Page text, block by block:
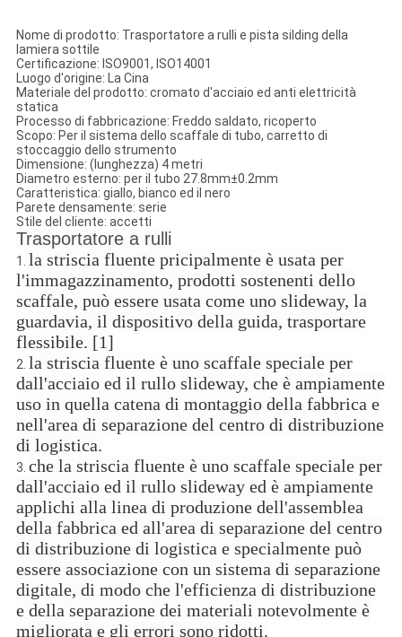
Nome di prodotto: Trasportatore a rulli e pista silding della
lamiera sottile
Certificazione: ISO9001, ISO14001
Luogo d'origine: La Cina
Materiale del prodotto: cromato d'acciaio ed anti elettricità
statica
Processo di fabbricazione: Freddo saldato, ricoperto
Scopo: Per il sistema dello scaffale di tubo, carretto di
stoccaggio dello strumento
Dimensione: (lunghezza) 4 metri
Diametro esterno: per il tubo 27.8mm±0.2mm
Caratteristica: giallo, bianco ed il nero
Parete densamente: serie
Stile del cliente: accetti
Trasportatore a rulli
1. la striscia fluente pricipalmente è usata per
l'immagazzinamento, prodotti sostenenti dello
scaffale, può essere usata come uno slideway, la
guardavia, il dispositivo della guida, trasportare
flessibile. [1]
2. la striscia fluente è uno scaffale speciale per
dall'acciaio ed il rullo slideway, che è ampiamente
uso in quella catena di montaggio della fabbrica e
nell'area di separazione del centro di distribuzione
di logistica.
3. che la striscia fluente è uno scaffale speciale per
dall'acciaio ed il rullo slideway ed è ampiamente
applichi alla linea di produzione dell'assemblea
della fabbrica ed all'area di separazione del centro
di distribuzione di logistica e specialmente può
essere associazione con un sistema di separazione
digitale, di modo che l'efficienza di distribuzione
e della separazione dei materiali notevolmente è
migliorata e gli errori sono ridotti.